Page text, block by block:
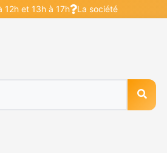
et 13h à 17h La société